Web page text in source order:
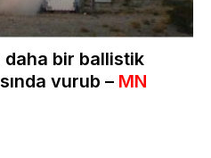
daha bir ballistik
vurub – MN